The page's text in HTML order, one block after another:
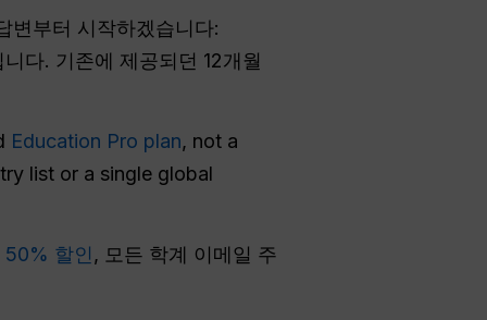
변부터 시작하겠습니다:
다. 기존에 제공되던 12개월
Education Pro plan, not a
list or a single global
50% 할인, 모든 학계 이메일 주